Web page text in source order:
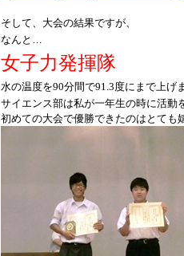
そして、大会の結果ですが、
なんと…
女子力発揮隊
水の温度を90分間で91.3度にまで上げ
サイエンス部は私が一年生の時に活動
初めての大会で優勝できたのはとても